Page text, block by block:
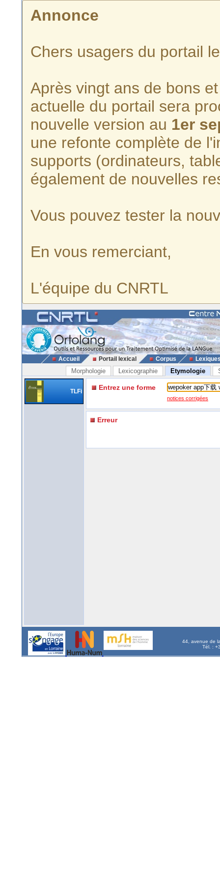
Annonce
Chers usagers du portail
Après vingt ans de bons
actuelle du portail sera
nouvelle version au 1er
une refonte complète de
supports (ordinateurs,
également de nouvelles
Vous pouvez tester la
En vous remerciant,
L'équipe du CNRTL
Accueil Portail lexical Corpus
Morphologie Lexicographie Etymologie
TLFi Entrez une forme
notices corrigées
Erreur
44, avenue de
Tél. :